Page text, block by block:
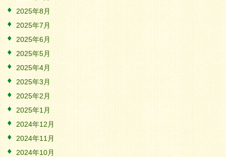
2025年8月
2025年7月
2025年6月
2025年5月
2025年4月
2025年3月
2025年2月
2025年1月
2024年12月
2024年11月
2024年10月